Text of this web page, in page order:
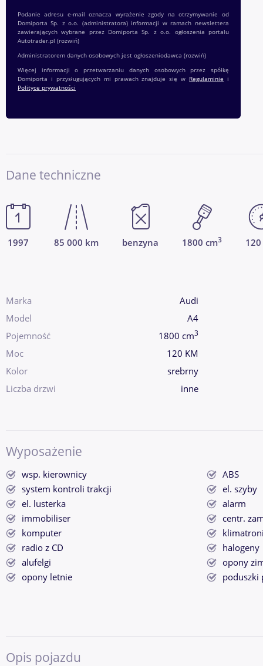
Podanie adresu e-mail oznacza wyrażenie zgody na otrzymywanie od
Domiporta Sp. z o.o. (administratora) informacji w ramach newslettera
zawierających wybrane przez Domiporta Sp. z o.o. ogłoszenia portalu
Autotrader.pl (rozwiń)
Administratorem danych osobowych jest ogłoszeniodawca (rozwiń)
Więcej informacji o przetwarzaniu danych osobowych przez spółkę
Domiporta i przysługujących mi prawach znajduje się w Regulaminie i
Polityce prywatności
Dane techniczne
1997 85 000 km benzyna 1800 cm3
Marka
Audi
Model
A4
Pojemność
1800 cm3
Moc
120 KM
Kolor
srebrny
Liczba drzwi
inne
Wyposażenie
wsp. kierownicy
ABS
system kontroli trakcji
el. szyby
el. lusterka
alarm
immobiliser
centr.
komputer
radio z CD
halogeny
alufelgi
opony
opony letnie
poduszki
Opis pojazdu